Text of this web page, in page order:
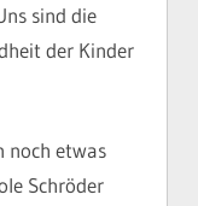
sind die
der Kinder
noch etwas
Schröder